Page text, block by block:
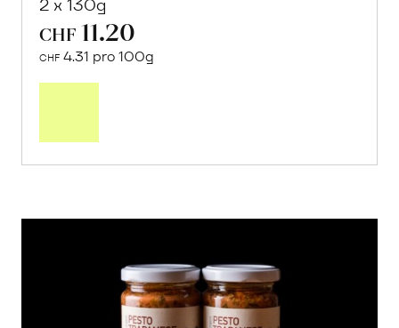
2 x 130g
CHF 11.20
CHF 4.31 pro 100g